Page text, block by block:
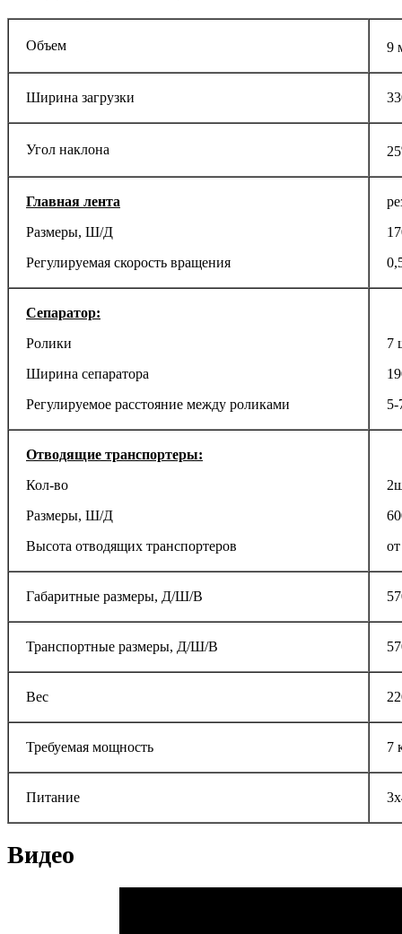
Объем 9
Ширина загрузки
Угол наклона 25
Главная лента
Размеры, Ш/Д
Регулируемая скорость вращения
Сепаратор:
Ролики
Ширина сепаратора
Регулируемое расстояние между роликами
7
Отводящие транспортеры:
Кол-во
Размеры, Ш/Д
Высота отводящих транспортеров
Габаритные размеры, Д/Ш/В
Транспортные размеры, Д/Ш/В
Вес
Требуемая мощность 7
Питание
Видео